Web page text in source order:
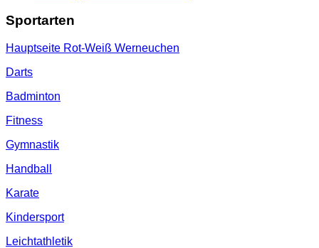
Sportarten
Hauptseite Rot-Weiß Werneuchen
Darts
Badminton
Fitness
Gymnastik
Handball
Karate
Kindersport
Leichtathletik